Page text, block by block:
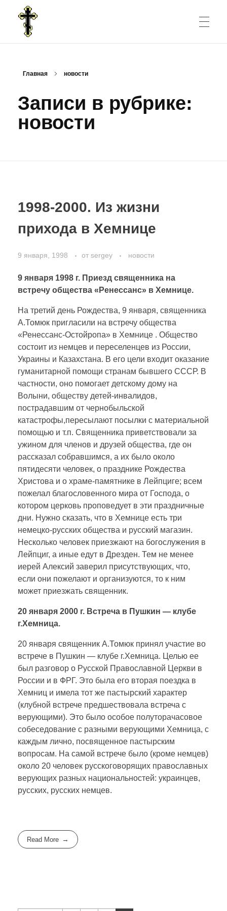
НОВОСТИ
Наша вера
Контакт
О приходе
РУССКИЙ
DEUTSCH
ENGLISH
УКРАЇНСЬКА
Главная новости
Записи в рубрике:
новости
1998-2000. Из жизни
прихода в Хемнице
9 января, 1998 от sergey новости
9 января 1998 г. Приезд священника на
встречу общества «Ренессанс» в Хемнице.
На третий день Рождества, 9 января, священника
А.Томюк пригласили на встречу общества
«Ренессанс-Остойропа» в Хемнице . Общество
состоит из немцев и переселенцев из России,
Украины и Казахстана. В его цели входит оказание
гуманитарной помощи странам бывшего СССР. В
частности, оно помогает детскому дому на
Волыни, обществу детей-инвалидов,
пострадавшим от чернобыльской
катастрофы,пересылают посылки с материальной
помощью и т.п. Священника приветствовали за
ужином для членов и друзей общества, где он
рассказал собравшимся, а их было около
пятидесяти человек, о празднике Рождества
Христова и о храме-памятнике в Лейпциге; всем
пожелал благословенного мира от Господа, о
котором церковь проповедует в эти праздничные
дни. Нужно сказать, что в Хемнице есть три
немецко-русских общества и русский магазин.
Несколько человек приезжают на богослужения в
Лейпциг, а иные едут в Дрезден. Тем не менее
иерей Алексий заверил присутствующих, что,
если они пожелают и организуются, то к ним
может приезжать священник.
20 января 2000 г. Встреча в Пушкин — клубе
г.Хемница.
20 января священник А.Томюк принял участие во
встрече в Пушкин — клубе г.Хемница. Целью ее
был разговор о Русской Православной Церкви в
России и в ФРГ. Это была его вторая поездка в
Хемниц и имела тот же пастырский характер
(клубной встрече предшествовала встреча с
верующими). Это было особое полуторачасовое
собеседование с разными верующими Хемница, с
каждым лично, посвященное пастырским
вопросам. На самой встрече было (кроме немцев)
около 20 человек русскоговорящих православных
верующих разных национальностей: украинцев,
русских, русских немцев.
Read More